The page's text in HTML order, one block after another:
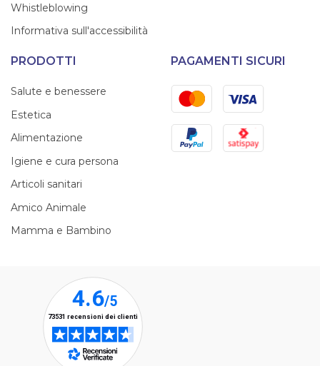
Whistleblowing
Informativa sull'accessibilità
PRODOTTI
Salute e benessere
Estetica
Alimentazione
Igiene e cura persona
Articoli sanitari
Amico Animale
Mamma e Bambino
PAGAMENTI SICURI
MastercardVisa
PayPal Satispay